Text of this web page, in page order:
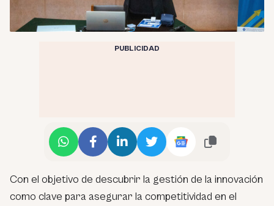
PUBLICIDAD
Con el objetivo de descubrir la gestión de la innovación
como clave para asegurar la competitividad en el